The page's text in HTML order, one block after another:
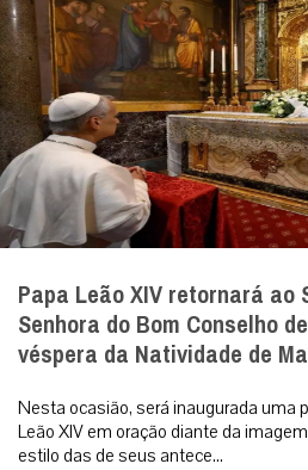
Papa Leão XIV retornará
Senhora do Bom Conselho
véspera da Natividade de
Nesta ocasião, será inaugurada uma
Leão XIV em oração diante da
estilo das de seus antece...